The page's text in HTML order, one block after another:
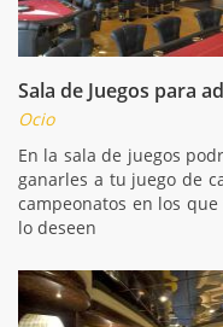
Sala de Juegos para
Ocio
En la sala de juegos
ganarles a tu juego de
campeonatos en los
lo deseen